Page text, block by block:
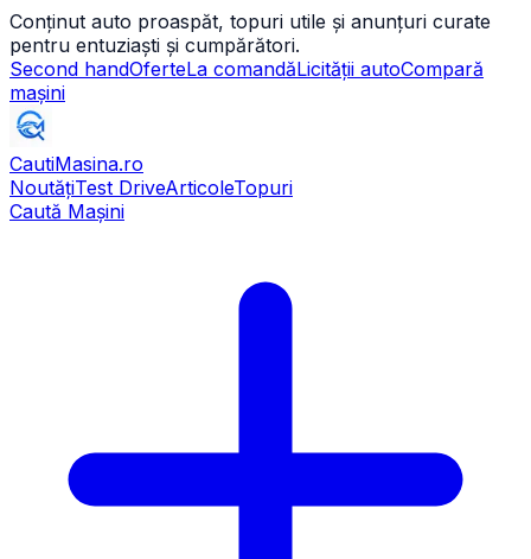
Conținut auto proaspăt, topuri utile și anunțuri curate
pentru entuziaști și cumpărători.
Second handOferteLa comandăLicității autoCompară
mașini
CautiMasina.ro
NoutățiTest DriveArticoleTopuri
Caută Mașini